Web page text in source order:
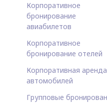
Корпоративное
бронирование
авиабилетов
Корпоративное
бронирование отелей
Корпоративная аренда
автомобилей
Групповые